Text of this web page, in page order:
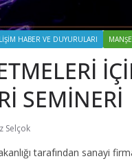
HABER VE DUYURULARI
SEMİNERİ
Selçok
tarafından sanayi